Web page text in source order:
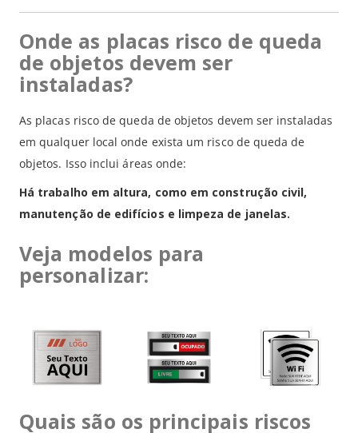
Onde as placas risco de queda
de objetos devem ser
instaladas?
As placas risco de queda de objetos devem ser instaladas
em qualquer local onde exista um risco de queda de
objetos. Isso inclui áreas onde:
Há trabalho em altura, como em construção civil,
manutenção de edifícios e limpeza de janelas.
Veja modelos para
personalizar:
Quais são os principais riscos